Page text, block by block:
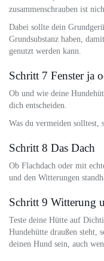
zusammenschrauben ist
Dabei sollte dein
Grundsubstanz haben,
genutzt werden kann.
Schritt 7 Fenster ja
Ob und wie deine
dich entscheiden.
Was du vermeiden solltest,
Schritt 8 Das Dach
Ob Flachdach oder mit
und den Witterungen
Schritt 9 Witterung
Teste deine Hütte auf
Hundehütte draußen steht,
deinen Hund sein, auch